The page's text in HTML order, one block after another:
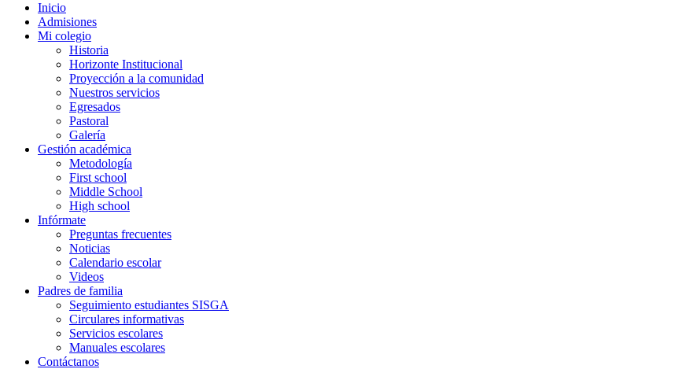
Inicio
Admisiones
Mi colegio
Historia
Horizonte Institucional
Proyección a la comunidad
Nuestros servicios
Egresados
Pastoral
Galería
Gestión académica
Metodología
First school
Middle School
High school
Infórmate
Preguntas frecuentes
Noticias
Calendario escolar
Videos
Padres de familia
Seguimiento estudiantes SISGA
Circulares informativas
Servicios escolares
Manuales escolares
Contáctanos